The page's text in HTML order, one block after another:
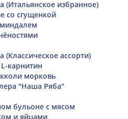
избранное)
со сгущенкой
ассорти)
карнитин
морковь
"Наша Ряба"
бульоне с мясом
и яйцами